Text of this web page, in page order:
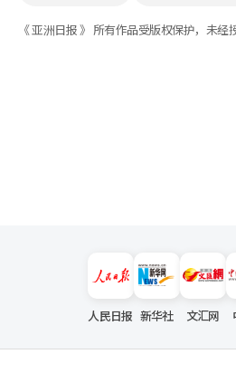
《 亚洲日报 》 所有作品受版权保护，未经
人民日报 新华社 文汇网